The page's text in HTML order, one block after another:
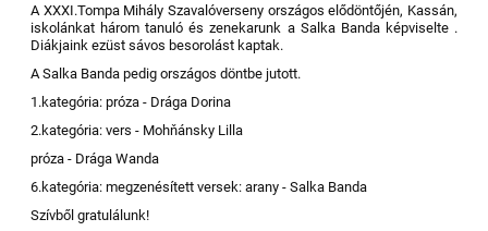
A XXXI.Tompa Mihály Szavalóverseny országos elődöntőjén, Kassán,
iskolánkat három tanuló és zenekarunk a Salka Banda képviselte .
Diákjaink ezüst sávos besorolást kaptak.
A Salka Banda pedig országos döntbe jutott.
1.kategória: próza - Drága Dorina
2.kategória: vers - Mohňánsky Lilla
próza - Drága Wanda
6.kategória: megzenésített versek: arany - Salka Banda
Szívből gratulálunk!